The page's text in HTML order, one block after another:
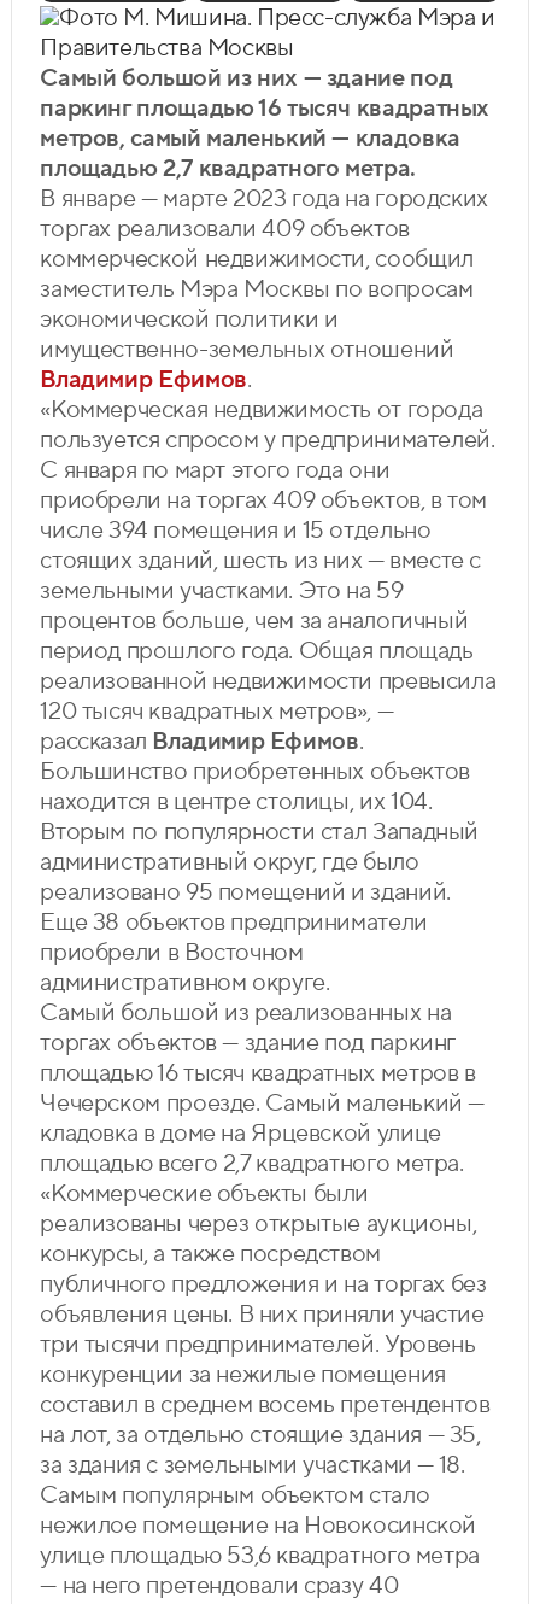
Фото М. Мишина. Пресс-служба Мэра и
Правительства Москвы
Самый большой из них — здание под
паркинг площадью 16 тысяч квадратных
метров, самый маленький — кладовка
площадью 2,7 квадратного метра.
В январе — марте 2023 года на городских
торгах реализовали 409 объектов
коммерческой недвижимости, сообщил
заместитель Мэра Москвы по вопросам
экономической политики и
имущественно-земельных отношений
Владимир Ефимов.
«Коммерческая недвижимость от города
пользуется спросом у предпринимателей.
С января по март этого года они
приобрели на торгах 409 объектов, в том
числе 394 помещения и 15 отдельно
стоящих зданий, шесть из них — вместе с
земельными участками. Это на 59
процентов больше, чем за аналогичный
период прошлого года. Общая площадь
реализованной недвижимости превысила
120 тысяч квадратных метров», —
рассказал Владимир Ефимов.
Большинство приобретенных объектов
находится в центре столицы, их 104.
Вторым по популярности стал Западный
административный округ, где было
реализовано 95 помещений и зданий.
Еще 38 объектов предприниматели
приобрели в Восточном
административном округе.
Самый большой из реализованных на
торгах объектов — здание под паркинг
площадью 16 тысяч квадратных метров в
Чечерском проезде. Самый маленький —
кладовка в доме на Ярцевской улице
площадью всего 2,7 квадратного метра.
«Коммерческие объекты были
реализованы через открытые аукционы,
конкурсы, а также посредством
публичного предложения и на торгах без
объявления цены. В них приняли участие
три тысячи предпринимателей. Уровень
конкуренции за нежилые помещения
составил в среднем восемь претендентов
на лот, за отдельно стоящие здания — 35,
за здания с земельными участками — 18.
Самым популярным объектом стало
нежилое помещение на Новокосинской
улице площадью 53,6 квадратного метра
— на него претендовали сразу 40